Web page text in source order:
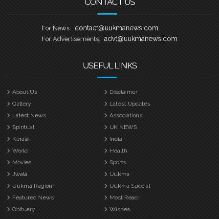
For News: contact@uukmanews.com
For Advertisements: advt@uukmanews.com
USEFUL LINKS
About Us
Disclaimer
Gallery
Latest Updates
Latest News
Associations
Spiritual
UK NEWS
Kerala
India
World
Health
Movies
Sports
Jwala
Uukma
Uukma Region
Uukma Special
Featured News
Most Read
Obituary
Wishes